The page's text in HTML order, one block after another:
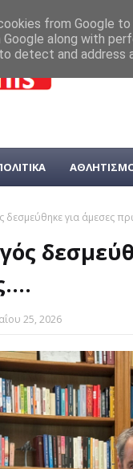
για άμεσες
25, 2026
from Google
Google along with
detect and address